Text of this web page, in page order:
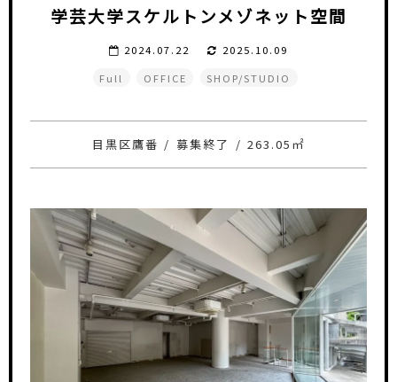
学芸大学スケルトンメゾネット空間
2024.07.22
2025.10.09
Full
OFFICE SHOP/STUDIO
目黒区鷹番 / 募集終了 / 263.05㎡